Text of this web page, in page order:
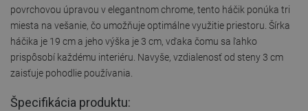
povrchovou úpravou v elegantnom chrome, tento háčik ponúka tri
miesta na vešanie, čo umožňuje optimálne využitie priestoru. Šírka
háčika je 19 cm a jeho výška je 3 cm, vďaka čomu sa ľahko
prispôsobí každému interiéru. Navyše, vzdialenosť od steny 3 cm
zaisťuje pohodlie používania.
Špecifikácia produktu: